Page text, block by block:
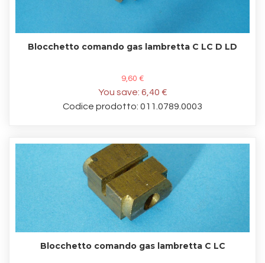
Blocchetto comando gas lambretta C LC D LD
9,60 €
You save: 6,40 €
Codice prodotto: 011.0789.0003
Blocchetto comando gas lambretta C LC